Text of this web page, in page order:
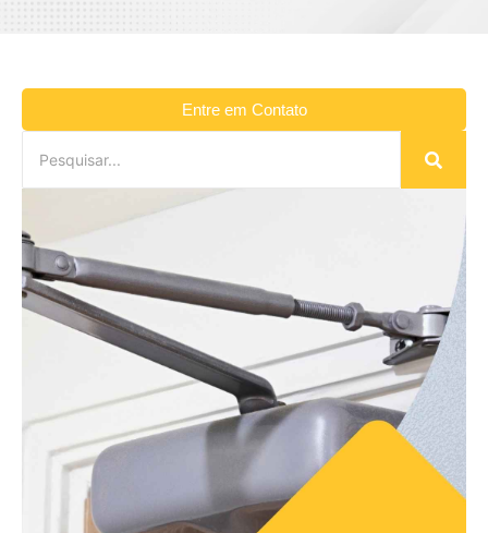
Entre em Contato